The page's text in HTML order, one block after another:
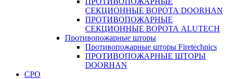
СЕКЦИОННЫЕ ВОРОТА DOORHAN
ПРОТИВОПОЖАРНЫЕ
СЕКЦИОННЫЕ ВОРОТА ALUTECH
Противопожарные шторы
Противопожарные шторы Firetechnics
ПРОТИВОПОЖАРНЫЕ ШТОРЫ
DOORHAN
СРО